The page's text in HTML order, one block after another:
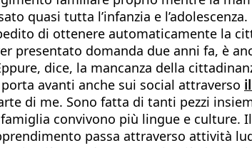
quasi tutta l’infanzia e
di ottenere automaticamente la
presentato domanda due anni fa, è
dice, la mancanza della
avanti anche sui social attraverso
di me. Sono fatta di tanti pezzi
convivono più lingue e culture.
passa attraverso attività